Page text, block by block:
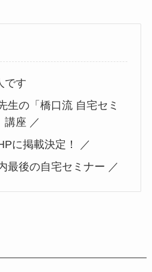
です
生の「橋口流 自宅セミ
講座 ／
に掲載決定！ ／
最後の自宅セミナー ／